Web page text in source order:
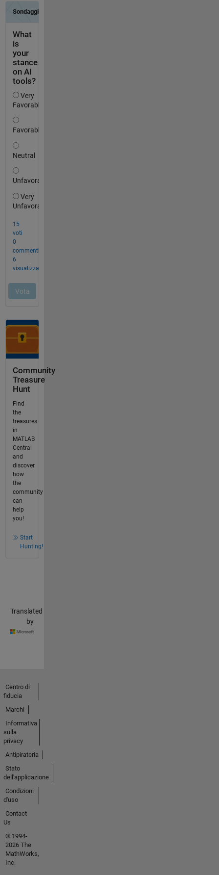
Community
Treasure
Hunt
Find
the
treasures
in
MATLAB
Central
and
discover
how
the
community
can
help
you!
Start
Hunting!
Translated
by
Centro di
fiducia
Marchi
Informativa
sulla
privacy
Antipirateria
Stato
dell'applicazione
Condizioni
d'uso
Contact
Us
© 1994-
2026 The
MathWorks,
Inc.